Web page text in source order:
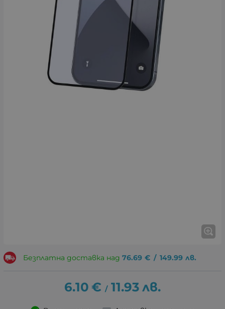
Безплатна доставка над 76.69 € / 149.99 лв.
6.10 € / 11.93 лв.